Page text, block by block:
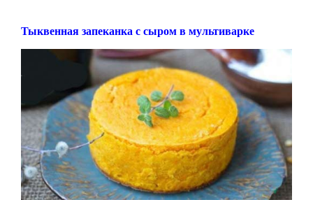
Тыквенная запеканка с сыром в мультиварке